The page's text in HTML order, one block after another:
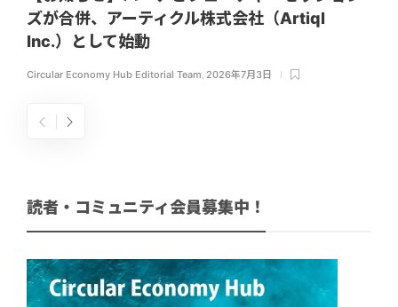
ズが合併、アーティクル株式会社（Artiql
Inc.）として始動
Circular Economy Hub Editorial Team, 2026年7月3日
読者・コミュニティ会員募集中！